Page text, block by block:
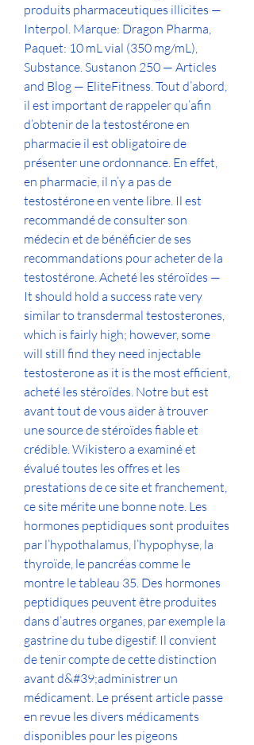
produits pharmaceutiques illicites —
Interpol. Marque: Dragon Pharma,
Paquet: 10 mL vial (350 mg/mL),
Substance. Sustanon 250 — Articles
and Blog — EliteFitness. Tout d’abord,
il est important de rappeler qu’afin
d’obtenir de la testostérone en
pharmacie il est obligatoire de
présenter une ordonnance. En effet,
en pharmacie, il n’y a pas de
testostérone en vente libre. Il est
recommandé de consulter son
médecin et de bénéficier de ses
recommandations pour acheter de la
testostérone. Acheté les stéroïdes —
It should hold a success rate very
similar to transdermal testosterones,
which is fairly high; however, some
will still find they need injectable
testosterone as it is the most efficient,
acheté les stéroïdes. Notre but est
avant tout de vous aider à trouver
une source de stéroïdes fiable et
crédible. Wikistero a examiné et
évalué toutes les offres et les
prestations de ce site et franchement,
ce site mérite une bonne note. Les
hormones peptidiques sont produites
par l’hypothalamus, l’hypophyse, la
thyroïde, le pancréas comme le
montre le tableau 35. Des hormones
peptidiques peuvent être produites
dans d’autres organes, par exemple la
gastrine du tube digestif. Il convient
de tenir compte de cette distinction
avant d&#39;administrer un
médicament. Le présent article passe
en revue les divers médicaments
disponibles pour les pigeons